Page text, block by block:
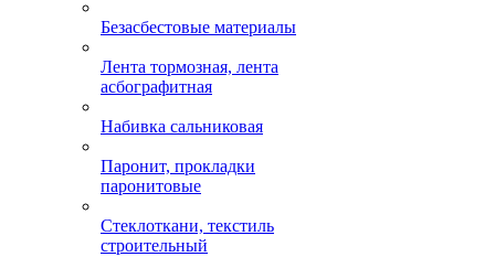
Безасбестовые материалы
Лента тормозная, лента
асбографитная
Набивка сальниковая
Паронит, прокладки
паронитовые
Стеклоткани, текстиль
строительный